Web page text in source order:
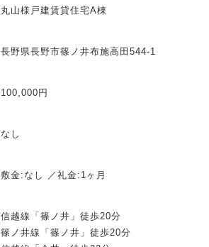
丸山様戸建賃貸住宅A棟
長野県長野市篠ノ井布施高田544-1
100,000円
なし
敷金:なし ／礼金:1ヶ月
信越線「篠ノ井」徒歩20分
篠ノ井線「篠ノ井」徒歩20分